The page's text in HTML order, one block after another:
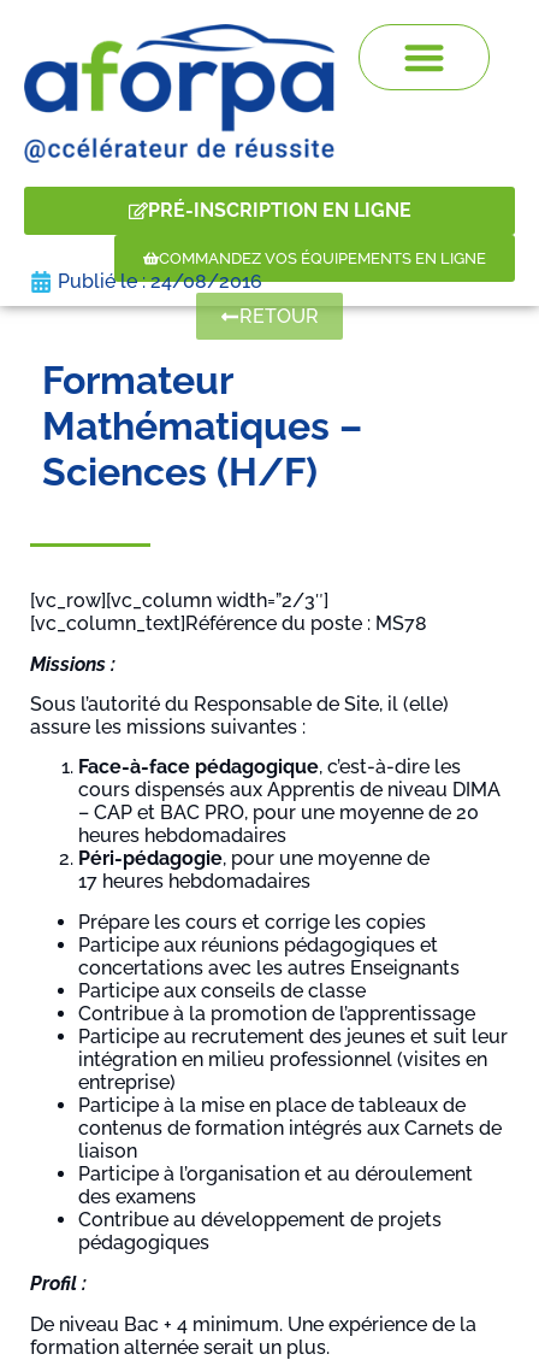
PRÉ-INSCRIPTION EN LIGNE
COMMANDEZ VOS ÉQUIPEMENTS EN LIGNE
Publié le : 24/08/2016
RETOUR
Formateur
Mathématiques –
Sciences (H/F)
[vc_row][vc_column width=”2/3″]
[vc_column_text]Référence du poste : MS78
Missions :
Sous l’autorité du Responsable de Site, il (elle)
assure les missions suivantes :
Face-à-face pédagogique, c’est-à-dire les
cours dispensés aux Apprentis de niveau DIMA
– CAP et BAC PRO, pour une moyenne de 20
heures hebdomadaires
Péri-pédagogie, pour une moyenne de
17 heures hebdomadaires
Prépare les cours et corrige les copies
Participe aux réunions pédagogiques et
concertations avec les autres Enseignants
Participe aux conseils de classe
Contribue à la promotion de l’apprentissage
Participe au recrutement des jeunes et suit leur
intégration en milieu professionnel (visites en
entreprise)
Participe à la mise en place de tableaux de
contenus de formation intégrés aux Carnets de
liaison
Participe à l’organisation et au déroulement
des examens
Contribue au développement de projets
pédagogiques
Profil :
De niveau Bac + 4 minimum. Une expérience de la
formation alternée serait un plus.